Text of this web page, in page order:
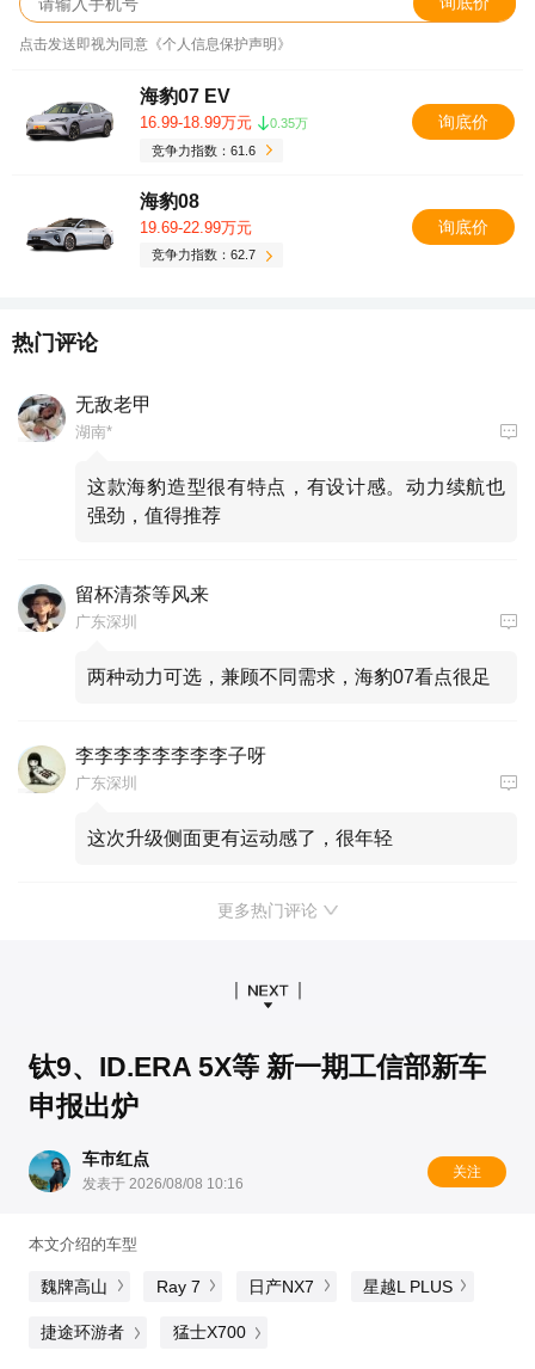
点击发送即视为同意《个人信息保护声明》
海豹07 EV
16.99-18.99万元
0.35万
竞争力指数：61.6
询底价
海豹08
19.69-22.99万元
竞争力指数：62.7
询底价
热门评论
无敌老甲
湖南*
这款海豹造型很有特点，有设计感。动力续航也
强劲，值得推荐
留杯清茶等风来
广东深圳
两种动力可选，兼顾不同需求，海豹07看点很足
李李李李李李李李子呀
广东深圳
这次升级侧面更有运动感了，很年轻
更多热门评论
钛9、ID.ERA 5X等 新一期工信部新车
申报出炉
车市红点
发表于 2026/08/08 10:16
关注
本文介绍的车型
魏牌高山 Ray 7 日产NX7 星越L PLUS
捷途环游者 猛士X700